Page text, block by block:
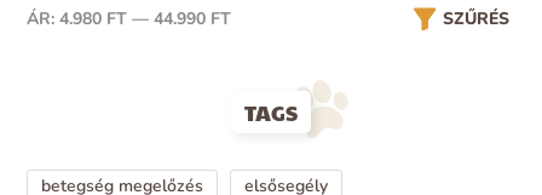
SZŰRÉS
ÁR:4.980 FT —44.990 FT
TAGS
betegség megelőzés
elsősegély